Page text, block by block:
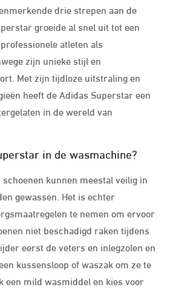
drie strepen aan de
groeide al snel uit tot een
atleten als
zijn unieke stijl en
Met zijn tijdloze uitstraling en
heeft de Adidas Superstar een
in de wereld van
in de wasmachine?
kunnen meestal veilig in
gewassen. Het is echter
te nemen om ervoor
niet beschadigd raken tijdens
eerst de veters en inlegzolen en
kussensloop of waszak om ze te
een mild wasmiddel en kies voor